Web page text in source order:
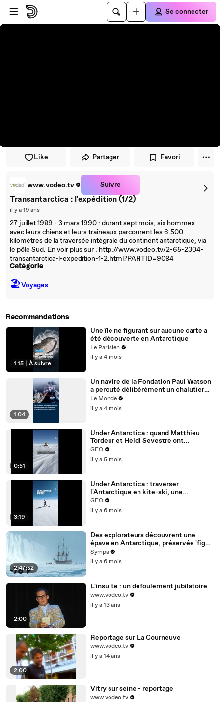
Passer au player
Passer au contenu principal
Se connecter
Like Partager Favori
www.vodeo.tv Suivre
Transantarctica : l'expédition (1/2)
il y a 19 ans
27 juillet 1989 - 3 mars 1990 : durant sept mois, six hommes
avec leurs chiens et leurs traîneaux parcourent les 6.500
kilomètres de la traversée intégrale du continent antarctique, via
le pôle Sud. En voir plus sur : http://www.vodeo.tv/2-65-2304-
transantarctica-l-expedition-1-2.html?PARTID=9084
Catégorie
🏖Voyages
Recommandations
1:15 À suivre
Une île ne figurant sur aucune carte a
été découverte en Antarctique
Le Parisien
il y a 4 mois
1:04
Un navire de la Fondation Paul Watson
a percuté délibérément un chalutier
norvégien en Antarctique
Le Monde
il y a 4 mois
0:51
Under Antarctica : quand Matthieu
Tordeur et Heidi Sevestre ont
rencontré Lénine en Antarctique !
GEO
il y a 5 mois
3:19
Under Antarctica : traverser
l'Antarctique en kite-ski, une
expédition de Matthieu Tordeur et
Heïdi Sevestre pour la science
GEO
il y a 6 mois
2:47:52
Des explorateurs découvrent une
épave en Antarctique, préservée 'figée
dans le temps'
Sympa
il y a 6 mois
2:00
L'insulte : un défoulement jubilatoire
www.vodeo.tv
il y a 13 ans
2:00
Reportage sur La Courneuve
www.vodeo.tv
il y a 14 ans
Vitry sur seine - reportage
www.vodeo.tv